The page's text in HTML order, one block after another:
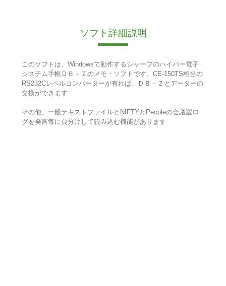
ソフト詳細説明
このソフトは、Windowsで動作するシャープのハイパー電子
システム手帳ＤＢ－Ｚのメモ・ソフトです。CE-150TS相当の
RS232Cレベルコンバーターが有れば、ＤＢ－Ｚとデーターの
交換ができます
その他、一般テキストファイルとNIFTYとPeopleの会議室ロ
グを発言毎に頁分けして読み込む機能があります